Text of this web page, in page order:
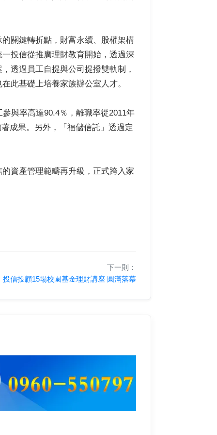
關鍵轉折點，財富永續、股權架構
投信從推廣理財教育開始，透過深
透過員工自提與公司提撥雙軌制，
此基礎上培養家族辦公室人才。
與率高達90.4％，離職率從2011年
成果。另外，「福儲信託」透過定
資產管理範疇再升級，正式跨入家
下一則：
投信投顧15場校園基金理財講座 圓滿落幕